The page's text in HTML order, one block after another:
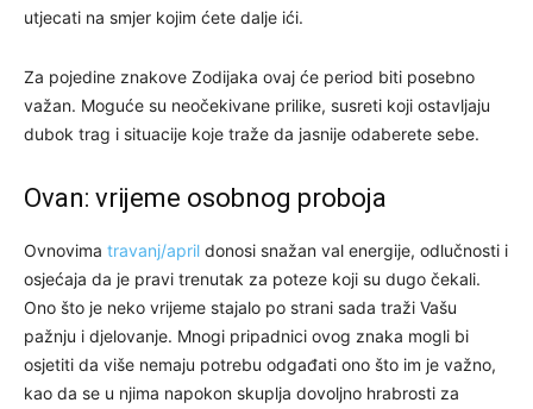
utjecati na smjer kojim ćete dalje ići.
Za pojedine znakove Zodijaka ovaj će period biti posebno
važan. Moguće su neočekivane prilike, susreti koji ostavljaju
dubok trag i situacije koje traže da jasnije odaberete sebe.
Ovan: vrijeme osobnog proboja
Ovnovima travanj/april donosi snažan val energije, odlučnosti i
osjećaja da je pravi trenutak za poteze koji su dugo čekali.
Ono što je neko vrijeme stajalo po strani sada traži Vašu
pažnju i djelovanje. Mnogi pripadnici ovog znaka mogli bi
osjetiti da više nemaju potrebu odgađati ono što im je važno,
kao da se u njima napokon skuplja dovoljno hrabrosti za